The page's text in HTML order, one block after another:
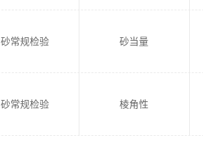
砂常规检验 砂当量
砂常规检验 棱角性